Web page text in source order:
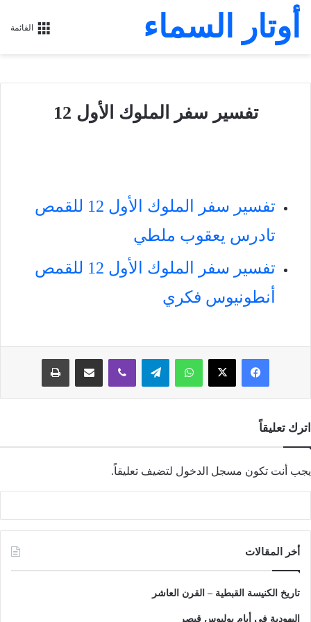
القائمة أوتار السماء
تفسير سفر الملوك الأول 12
تفسير سفر الملوك الأول 12 للقمص
تادرس يعقوب ملطي
تفسير سفر الملوك الأول 12 للقمص
أنطونيوس فكري
فيسبوك‫X واتسابتيلقرامڤايبر مشاركة عبر البريد طباعة
اترك تعليقاً
يجب أنت تكون مسجل الدخول لتضيف تعليقاً.
أخر المقالات
تاريخ الكنيسة القبطية – القرن العاشر
اليهودية في أيام يوليوس قيصر